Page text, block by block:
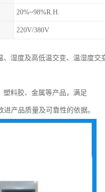
20%~98%R.H.
220V/380V
湿度及高低温交变、温湿度交
塑料胶、金属等产品，满足
产品质量及可靠性的依据。